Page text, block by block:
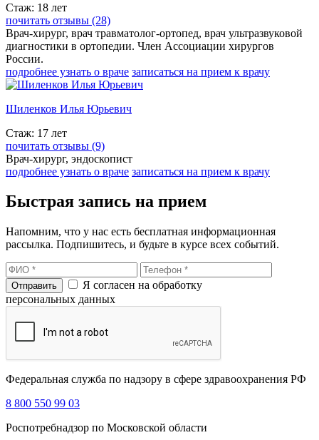
Стаж: 18 лет
почитать отзывы (28)
Врач-хирург, врач травматолог-ортопед, врач ультразвуковой
диагностики в ортопедии. Член Ассоциации хирургов
России.
подробнее узнать о враче записаться на прием к врачу
Шиленков Илья Юрьевич
Стаж: 17 лет
почитать отзывы (9)
Врач-хирург, эндоскопист
подробнее узнать о враче записаться на прием к врачу
Быстрая запись на прием
Напомним, что у нас есть бесплатная информационная
рассылка. Подпишитесь, и будьте в курсе всех событий.
Я согласен на обработку
персональных данных
Федеральная служба по надзору в сфере здравоохранения РФ
8 800 550 99 03
Роспотребнадзор по Московской области